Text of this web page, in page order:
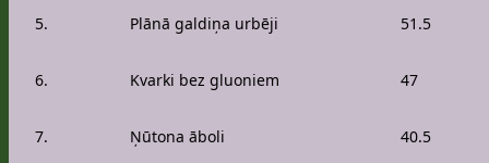
5. Plānā galdiņa urbēji 51.5
6. Kvarki bez gluoniem 47
7. Ņūtona āboli 40.5